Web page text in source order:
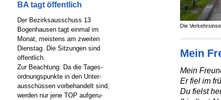
Die
Mein
Mein
Er fiel im
Du fielst
BA tagt öffentlich
Der Bezirksausschuss 13
Bogenhausen tagt einmal im
Monat, meistens am zweiten
Dienstag. Die Sitzungen sind
öffentlich.
Zur Beachtung: Da die Tages-
ordnungspunkte in den Unter-
ausschüssen vorbehandelt sind,
werden nur jene TOP aufgeru-